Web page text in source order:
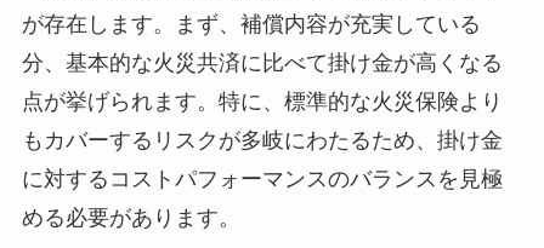
が存在します。まず、補償内容が充実している
分、基本的な火災共済に比べて掛け金が高くなる
点が挙げられます。特に、標準的な火災保険より
もカバーするリスクが多岐にわたるため、掛け金
に対するコストパフォーマンスのバランスを見極
める必要があります。